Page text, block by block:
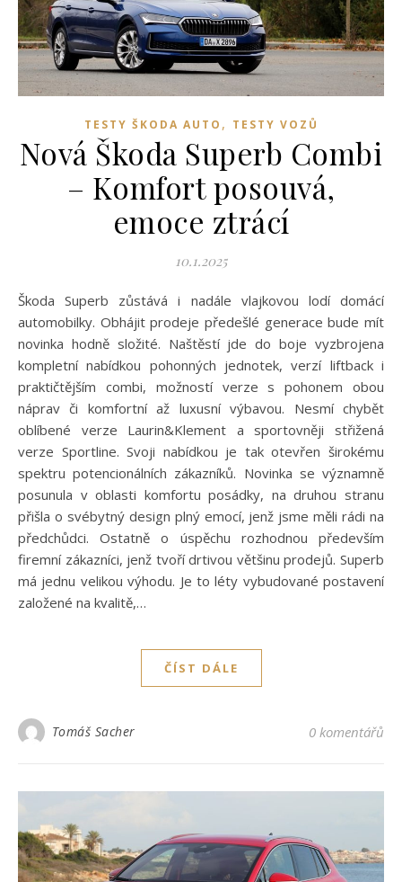
TESTY ŠKODA AUTO , TESTY VOZŮ
Nová Škoda Superb Combi
– Komfort posouvá,
emoce ztrácí
10.1.2025
Škoda Superb zůstává i nadále vlajkovou lodí domácí
automobilky. Obhájit prodeje předešlé generace bude mít
novinka hodně složité. Naštěstí jde do boje vyzbrojena
kompletní nabídkou pohonných jednotek, verzí liftback i
praktičtějším combi, možností verze s pohonem obou
náprav či komfortní až luxusní výbavou. Nesmí chybět
oblíbené verze Laurin&Klement a sportovněji střižená
verze Sportline. Svoji nabídkou je tak otevřen širokému
spektru potencionálních zákazníků. Novinka se významně
posunula v oblasti komfortu posádky, na druhou stranu
přišla o svébytný design plný emocí, jenž jsme měli rádi na
předchůdci. Ostatně o úspěchu rozhodnou především
firemní zákazníci, jenž tvoří drtivou většinu prodejů. Superb
má jednu velikou výhodu. Je to léty vybudované postavení
založené na kvalitě,…
ČÍST DÁLE
Tomáš Sacher 0 komentářů